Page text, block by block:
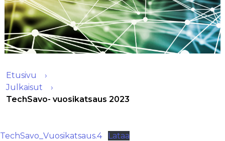
Etusivu
Julkaisut
TechSavo- vuosikatsaus 2023
TechSavo_Vuosikatsaus.4 Lataa